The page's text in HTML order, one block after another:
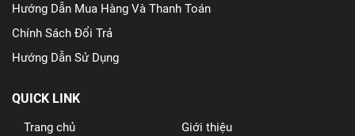
Hướng Dẫn Mua Hàng Và Thanh Toán
Chính Sách Đổi Trả
Hướng Dẫn Sử Dụng
QUICK LINK
Trang chủ
Giới thiệu